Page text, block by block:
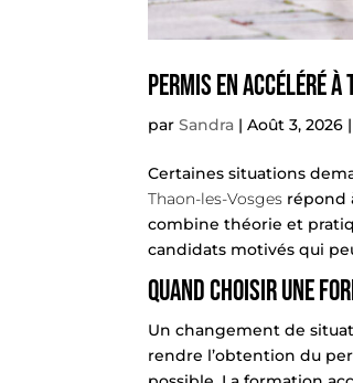
Permis en accéléré
parSandra |Août 3, 2026 |
Certaines situations
Thaon-les-Vosges répond
combine théorie et
candidats motivés qui
Quand choisir une
Un changement de
rendre l’obtention du